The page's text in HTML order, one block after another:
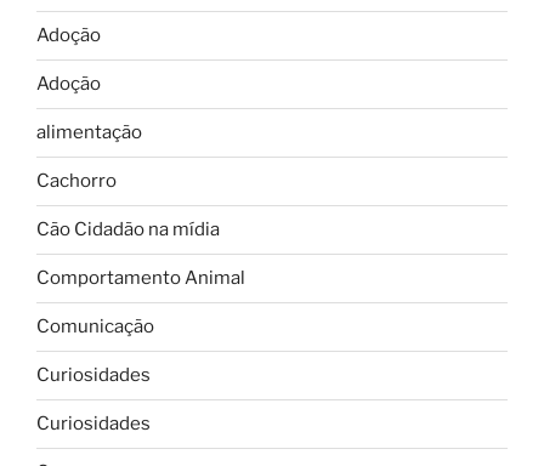
Adoção
Adoção
alimentação
Cachorro
Cão Cidadão na mídia
Comportamento Animal
Comunicação
Curiosidades
Curiosidades